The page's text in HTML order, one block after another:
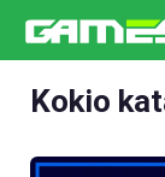
Kokio